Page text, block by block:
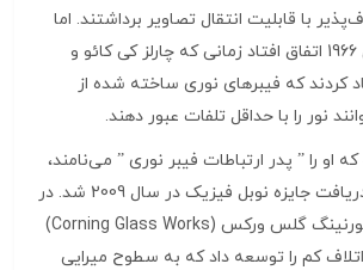
با قابلیت انتقال تصاویر برداشتند. اما
نقطه عطف در سال 1966 اتفاق افتاد زمانی که چارلز کی کائو و
کردند که فیبرهای نوری ساخته شده از
نور را با حداقل تلفات عبور دهند.
او را ” پدر ارتباطات فیبر نوری ” می‌نامند،
در نهایت منجر به دریافت جایزه نوبل فیزیک در سال 2009 شد. در
سال 1970، شرکت کورنینگ گلس ورکس (Corning Glass Works)
اتلاف کم را توسعه داد که به سطوح میرایی